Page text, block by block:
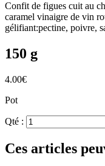
Confit de figues cuit au
caramel vinaigre de vin
gélifiant:pectine, poivre,
150 g
4.00€
Pot
Qté :
Ces articles